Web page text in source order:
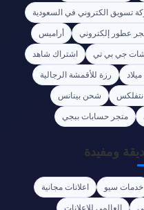
تسويق الكتروني في السعودية
عطور إلكتروني
أراميس
جي بي تي
اشتراك شاهد
رزة للأقمشة الرجالية
شحن بينانس
متجر حسابات ببجي
ومفيدة
خدمات سيو
اعلانات مجانية
العالمي للإعلانات